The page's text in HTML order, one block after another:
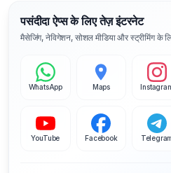
पसंदीदा ऐप्स के लिए तेज़ इंटरनेट
मैसेजिंग, नेविगेशन, सोशल मीडिया और स्ट्रीमिंग के
WhatsApp Maps
YouTube Facebook